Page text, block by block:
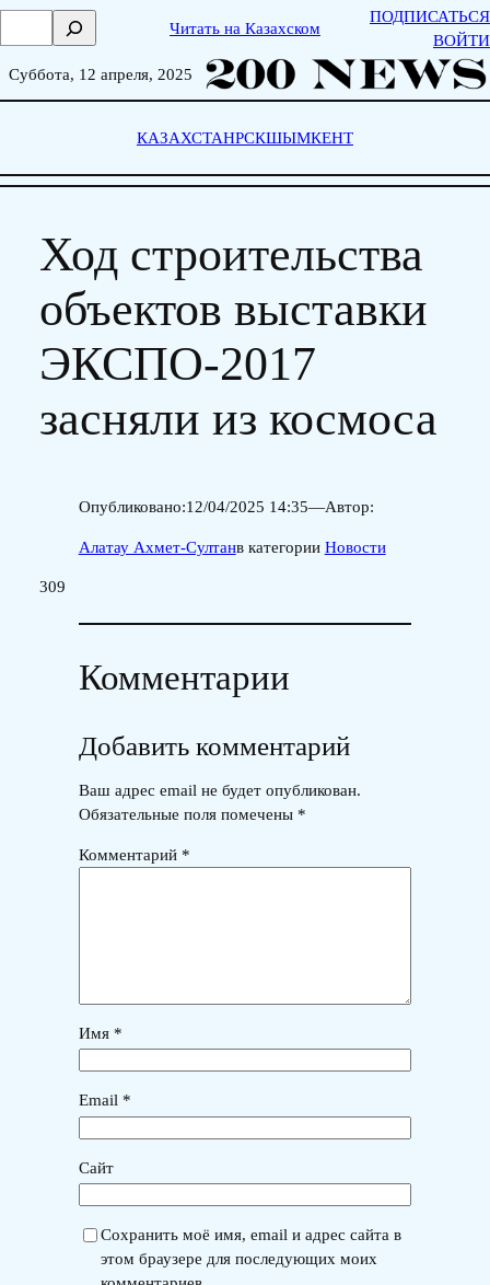
Skip
о
Читать на Казахском
ПОДПИСАТЬСЯ
ВОЙТИ
Суббота, 12 апреля, 2025
КАЗАХСТАНРСКШЫМКЕНТ
Ход строительства
объектов выставки
ЭКСПО-2017
засняли из космоса
Опубликовано:12/04/2025 14:35—Автор:
Алатау Ахмет-Султанв категории Новости
309
Комментарии
Добавить комментарий
Ваш адрес email не будет опубликован.
Обязательные поля помечены *
Комментарий *
Имя *
Email *
Сайт
Сохранить моё имя, email и адрес сайта в
этом браузере для последующих моих